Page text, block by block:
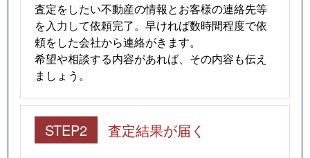
査定をしたい不動産の情報とお客様の連絡先等
を入力して依頼完了。早ければ数時間程度で依
頼をした会社から連絡がきます。
希望や相談する内容があれば、その内容も伝え
ましょう。
STEP2 査定結果が届く